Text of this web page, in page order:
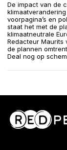
De impact van de
voorpagina’s en
staat het met de
klimaatneutrale
Redacteur Maurits
de plannen
Deal nog op